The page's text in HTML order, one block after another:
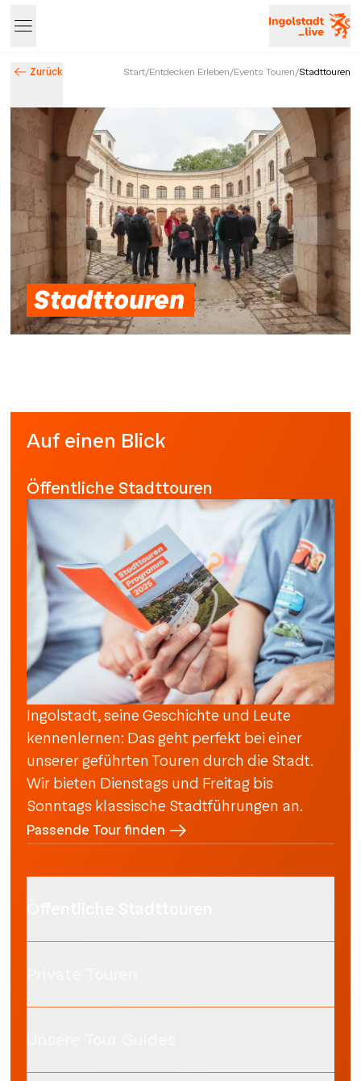
Zurück Start/Entdecken Erleben/Events Touren/Stadttouren
Entdecke Ingolstadt – Events, Highlights & Stadtleben
Stadttouren
Auf einen Blick
Öffentliche Stadttouren
Ingolstadt, seine Geschichte und Leute
kennenlernen: Das geht perfekt bei einer
unserer geführten Touren durch die Stadt.
Wir bieten Dienstags und Freitag bis
Sonntags klassische Stadtführungen an.
Passende Tour finden